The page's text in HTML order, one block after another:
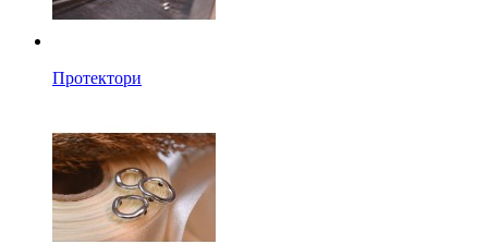
Протектори